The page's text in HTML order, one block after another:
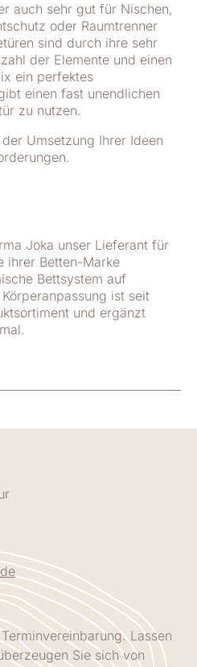
auch sehr gut für Nischen,
oder Raumtrenner
sind durch ihre sehr
der Elemente und einen
ein perfektes
einen fast unendlichen
zu nutzen.
Umsetzung Ihrer Ideen
Joka unser Lieferant für
ihrer Betten-Marke
Bettsystem auf
ist seit
und ergänzt
Lassen
Sie sich von